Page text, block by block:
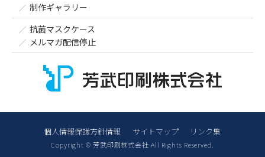
制作ギャラリー
抗菌マスクケース
メルマガ配信停止
個人情報保護方針情報 サイトマップ リンク集
Copyright © 芳武印刷株式会社 All Rights Reserved.